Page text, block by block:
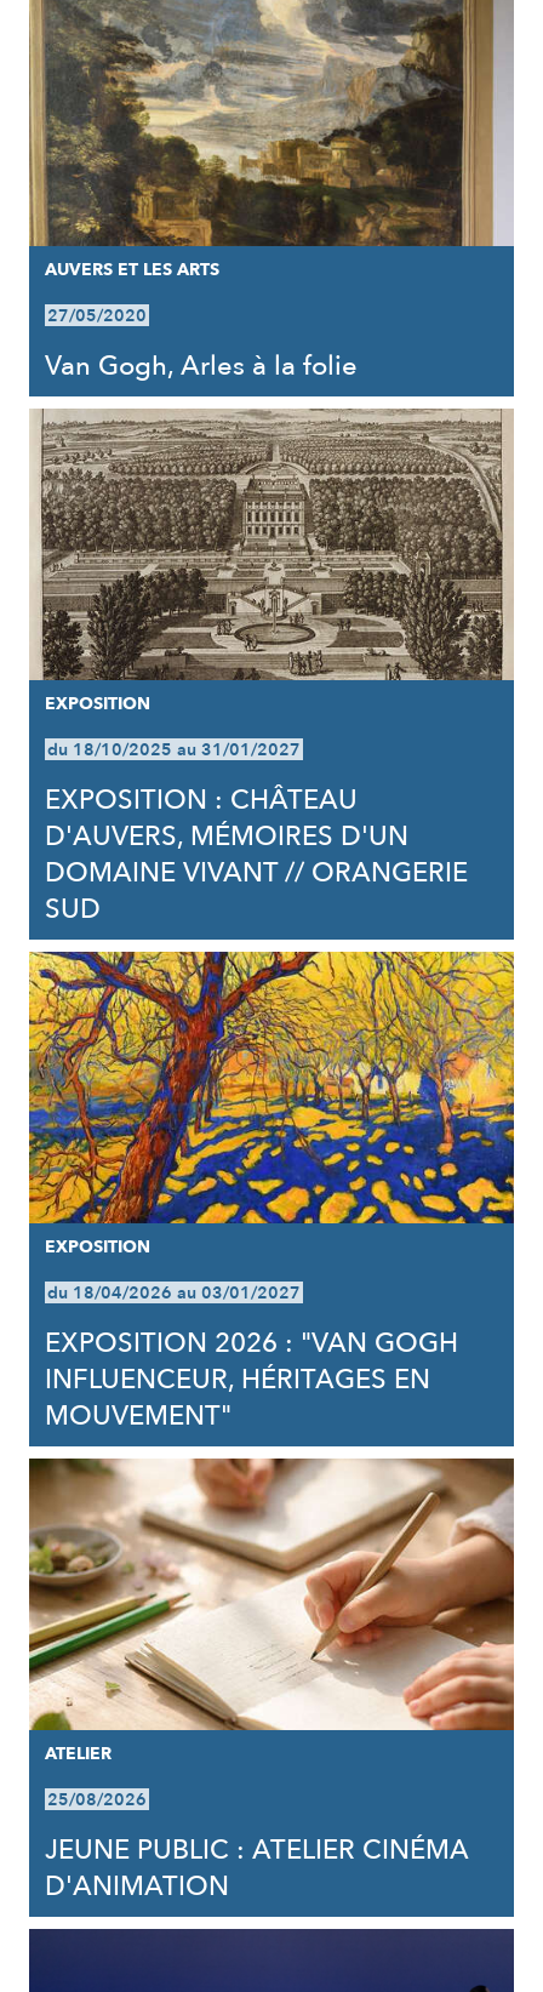
AUVERS ET LES ARTS
27/05/2020
Van Gogh, Arles à la folie
EXPOSITION
du 18/10/2025 au 31/01/2027
EXPOSITION : CHÂTEAU
D'AUVERS, MÉMOIRES D'UN
DOMAINE VIVANT // ORANGERIE
SUD
EXPOSITION
du 18/04/2026 au 03/01/2027
EXPOSITION 2026 : "VAN GOGH
INFLUENCEUR, HÉRITAGES EN
MOUVEMENT"
ATELIER
25/08/2026
JEUNE PUBLIC : ATELIER CINÉMA
D'ANIMATION